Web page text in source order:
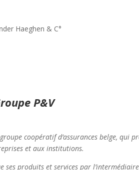
Haeghen & C°
P&V
coopératif d’assurances belge, qui
et aux institutions.
ses produits et services par